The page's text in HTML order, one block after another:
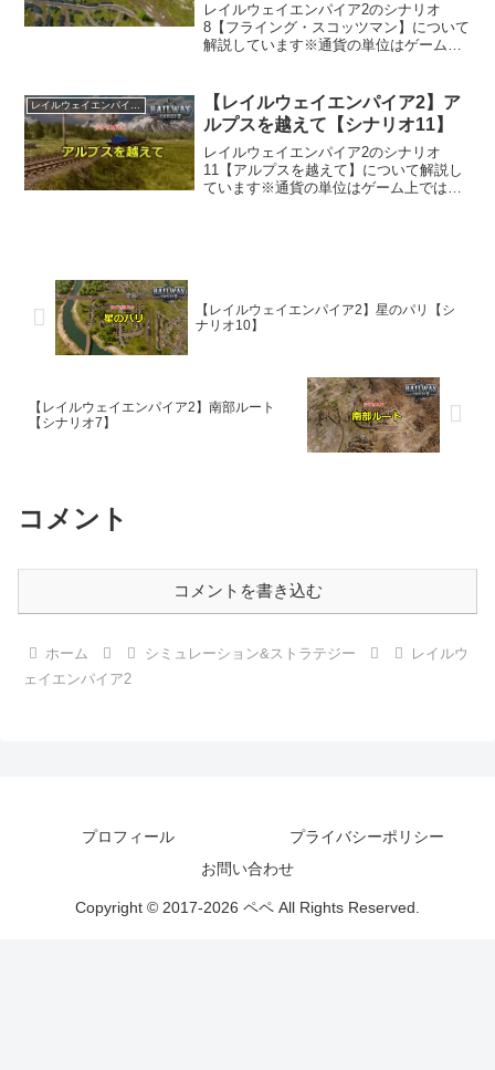
レイルウェイエンパイア2のシナリオ
8【フライング・スコッツマン】について
解説しています※通貨の単位はゲーム上
レイルウェイエンパイア2
【レイルウェイエンパイア2】ア
ルプスを越えて【シナリオ11】
レイルウェイエンパイア2のシナリオ
11【アルプスを越えて】について解説し
ています※通貨の単位はゲーム上ではR
【レイルウェイエンパイア2】星のパリ【シ
ナリオ10】
【レイルウェイエンパイア2】南部ルート
【シナリオ7】
コメント
コメントを書き込む
ホーム シミュレーション&ストラテジー
レイルウ
ェイエンパイア2
プロフィール
プライバシーポリシー
お問い合わせ
Copyright © 2017-2026 ペペ All Rights Reserved.